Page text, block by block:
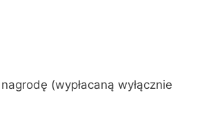
(wypłacaną wyłącznie